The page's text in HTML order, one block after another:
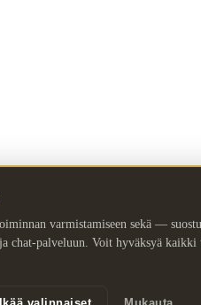
varmistamiseen sekä —
chat-palveluun. Voit hyväksyä kaikki